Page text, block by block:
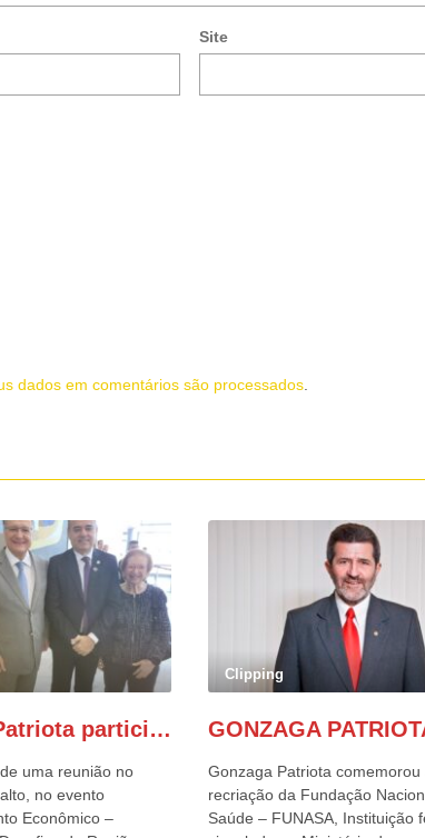
Site
dados em comentários são processados
Gonzaga Patriota participa de evento em prol do desenvolvimento do Nordeste
uma reunião no
no evento
Econômico –
Clipping
Gonzaga Patriota comemorou
recriação da Fundação
Saúde – FUNASA, Instituição